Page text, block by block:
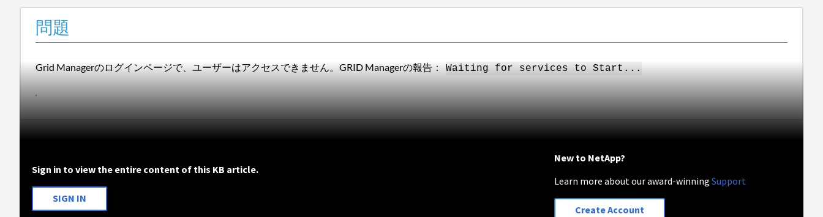
問題
Grid Managerのログインページで、ユーザーはアクセスできません。GRID Managerの報告： Waiting for services to Start...
Sign in to view the entire content of this KB article.
SIGN IN
New to NetApp?
Learn more about our award-winningSupport
Create Account